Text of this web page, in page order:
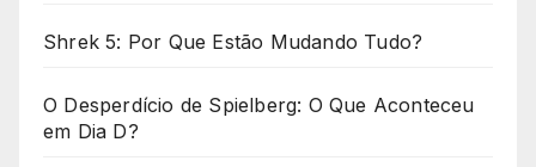
Shrek 5: Por Que Estão Mudando Tudo?
O Desperdício de Spielberg: O Que Aconteceu
em Dia D?